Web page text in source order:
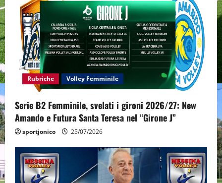
g
a
t
o
n
Rubriche Volley Femminile
Serie B2 Femminile, svelati i gironi 2026/27: New
Amando e Futura Santa Teresa nel “Girone J”
sportjonico 25/07/2026